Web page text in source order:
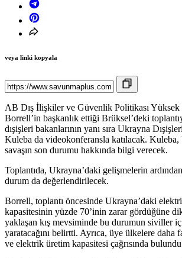
veya linki kopyala
AB Dış İlişkiler ve Güvenlik Politikası Yüksek
Borrell’in başkanlık ettiği Brüksel’deki
dışişleri bakanlarının yanı sıra Ukrayna
Kuleba da videokonferansla katılacak. Kuleba,
savaşın son durumu hakkında bilgi verecek.
Toplantıda, Ukrayna’daki gelişmelerin
durum da değerlendirilecek.
Borrell, toplantı öncesinde Ukrayna’daki
kapasitesinin yüzde 70’inin zarar gördüğüne
yaklaşan kış mevsiminde bu durumun siviller
yaratacağını belirtti. Ayrıca, üye ülkelere daha
ve elektrik üretim kapasitesi çağrısında